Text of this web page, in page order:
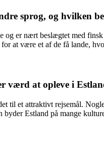
sprog, og hvilken
og er nært beslægtet med
at være et af de få lande,
værd at opleve i
til et attraktivt rejsemål.
byder Estland på mange